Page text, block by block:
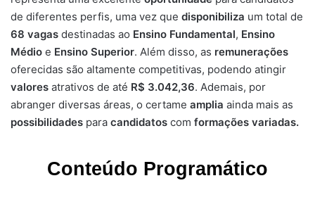
de diferentes perfis, uma vez que disponibiliza um total de
68 vagas destinadas ao Ensino Fundamental, Ensino
Médio e Ensino Superior. Além disso, as remunerações
oferecidas são altamente competitivas, podendo atingir
valores atrativos de até R$ 3.042,36. Ademais, por
abranger diversas áreas, o certame amplia ainda mais as
possibilidades para candidatos com formações variadas.
Conteúdo Programático